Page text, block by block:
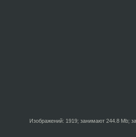
Изображений: 1919; занимают 244.8 Mb;